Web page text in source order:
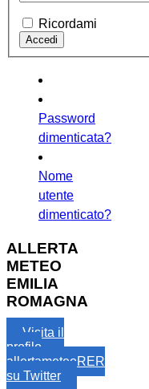
Ricordami
Password
dimenticata?
Nome
utente
dimenticato?
ALLERTA
METEO
EMILIA
ROMAGNA
Visita il
profilo
allertameteoRER
su Twitter